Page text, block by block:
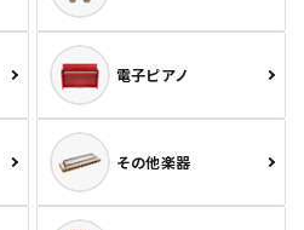
電子ピアノ
その他楽器